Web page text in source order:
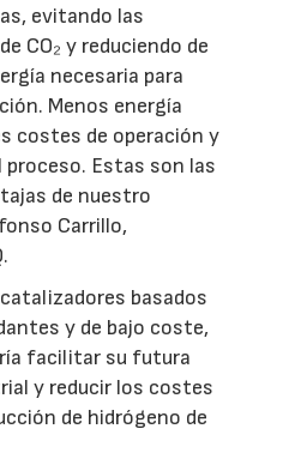
evitando las
CO₂ y reduciendo de
necesaria para
Menos energía
costes de operación y
Estas son las
de nuestro
Carrillo,
basados
y de bajo coste,
facilitar su futura
y reducir los costes
de hidrógeno de